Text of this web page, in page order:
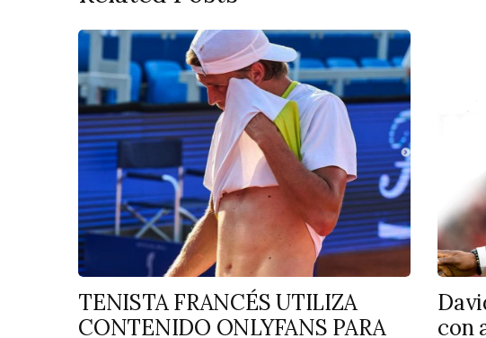
TENISTA FRANCÉS UTILIZA
CONTENIDO ONLYFANS PARA
con